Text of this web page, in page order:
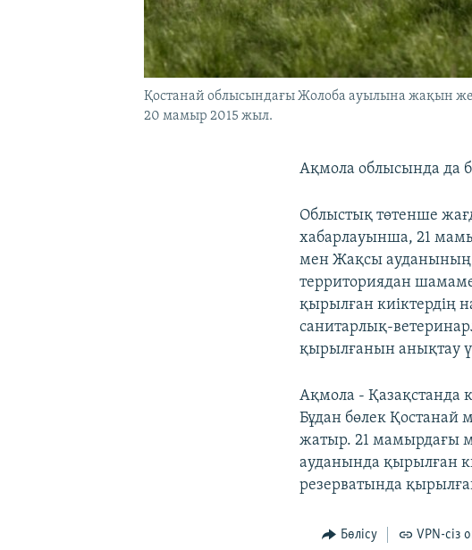
Қостанай облысындағы Жолоба ауылына жақын
20 мамыр 2015 жыл.
Ақмола облысында да
Облыстық төтенше
хабарлауынша, 21
мен Жақсы ауданының
территориядан
қырылған киіктердің
санитарлық-
қырылғанын анықтау
Ақмола - Қазақстанда
Бұдан бөлек Қостанай
жатыр. 21 мамырдағы
ауданында қырылған
резерватында
Бөлісу VPN-сіз